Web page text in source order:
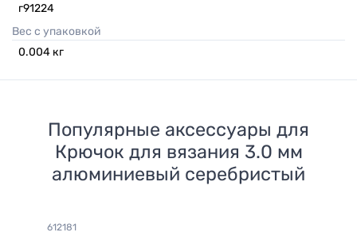
г91224
Вес с упаковкой
0.004 кг
Популярные аксессуары для
Крючок для вязания 3.0 мм
алюминиевый серебристый
612181